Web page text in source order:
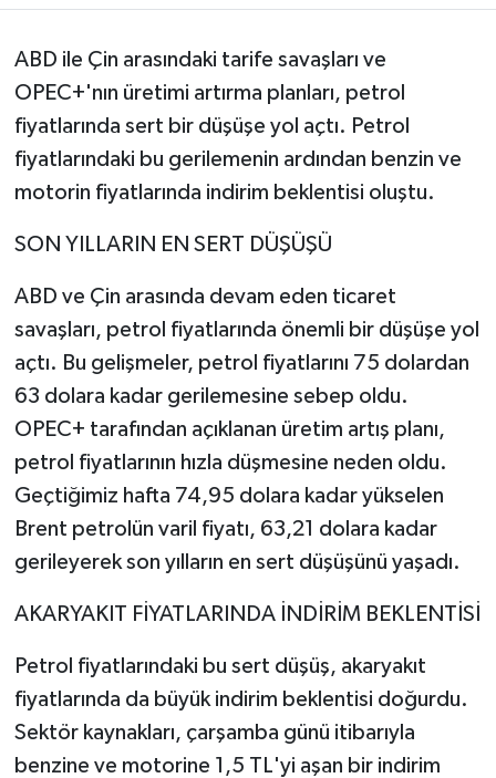
ABD ile Çin arasındaki tarife savaşları ve
OPEC+'nın üretimi artırma planları, petrol
fiyatlarında sert bir düşüşe yol açtı. Petrol
fiyatlarındaki bu gerilemenin ardından benzin ve
motorin fiyatlarında indirim beklentisi oluştu.
SON YILLARIN EN SERT DÜŞÜŞÜ
ABD ve Çin arasında devam eden ticaret
savaşları, petrol fiyatlarında önemli bir düşüşe yol
açtı. Bu gelişmeler, petrol fiyatlarını 75 dolardan
63 dolara kadar gerilemesine sebep oldu.
OPEC+ tarafından açıklanan üretim artış planı,
petrol fiyatlarının hızla düşmesine neden oldu.
Geçtiğimiz hafta 74,95 dolara kadar yükselen
Brent petrolün varil fiyatı, 63,21 dolara kadar
gerileyerek son yılların en sert düşüşünü yaşadı.
AKARYAKIT FİYATLARINDA İNDİRİM BEKLENTİSİ
Petrol fiyatlarındaki bu sert düşüş, akaryakıt
fiyatlarında da büyük indirim beklentisi doğurdu.
Sektör kaynakları, çarşamba günü itibarıyla
benzine ve motorine 1,5 TL'yi aşan bir indirim